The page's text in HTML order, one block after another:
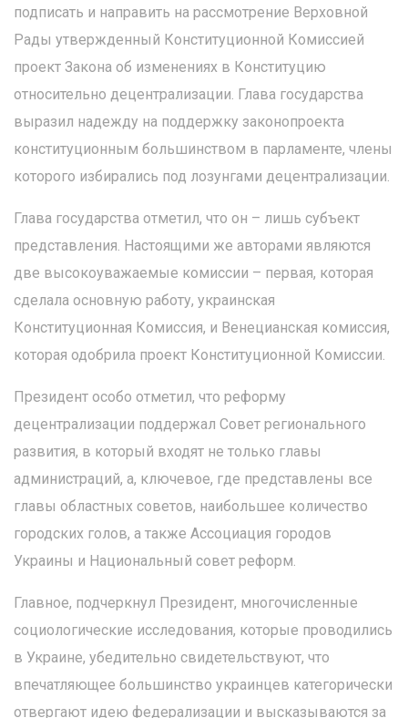
подписать и направить на рассмотрение Верховной
Рады утвержденный Конституционной Комиссией
проект Закона об изменениях в Конституцию
относительно децентрализации. Глава государства
выразил надежду на поддержку законопроекта
конституционным большинством в парламенте, члены
которого избирались под лозунгами децентрализации.
Глава государства отметил, что он – лишь субъект
представления. Настоящими же авторами являются
две высокоуважаемые комиссии – первая, которая
сделала основную работу, украинская
Конституционная Комиссия, и Венецианская комиссия,
которая одобрила проект Конституционной Комиссии.
Президент особо отметил, что реформу
децентрализации поддержал Совет регионального
развития, в который входят не только главы
администраций, а, ключевое, где представлены все
главы областных советов, наибольшее количество
городских голов, а также Ассоциация городов
Украины и Национальный совет реформ.
Главное, подчеркнул Президент, многочисленные
социологические исследования, которые проводились
в Украине, убедительно свидетельствуют, что
впечатляющее большинство украинцев категорически
отвергают идею федерализации и высказываются за